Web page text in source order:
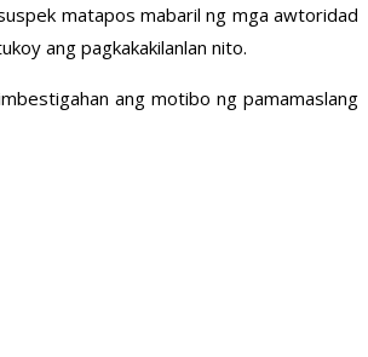
matapos mabaril ng mga awtoridad
ang pagkakakilanlan nito.
ang motibo ng pamamaslang